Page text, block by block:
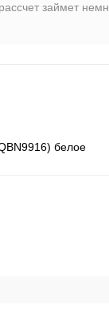
займет
белое